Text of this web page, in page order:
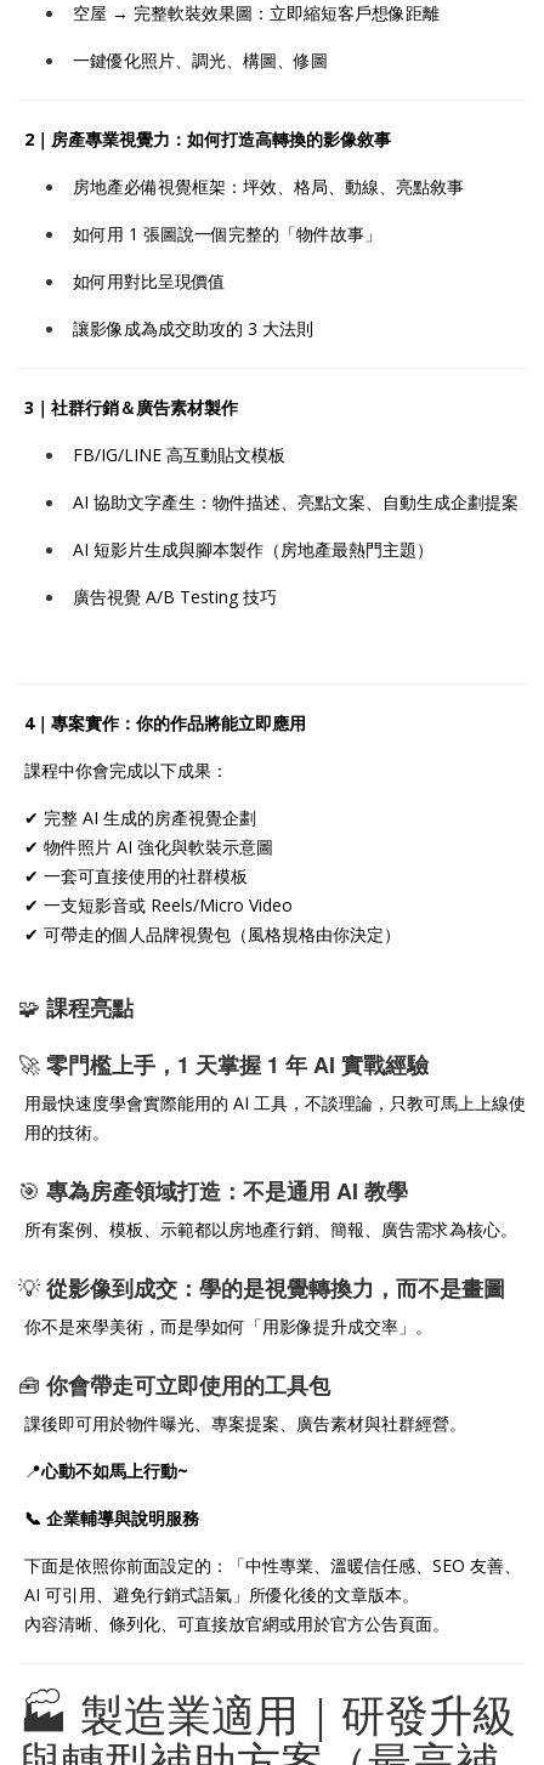
空屋 → 完整軟裝效果圖：立即縮短客戶想像距離
一鍵優化照片、調光、構圖、修圖
2｜房產專業視覺力：如何打造高轉換的影像敘事
房地產必備視覺框架：坪效、格局、動線、亮點敘事
如何用 1 張圖說一個完整的「物件故事」
如何用對比呈現價值
讓影像成為成交助攻的 3 大法則
3｜社群行銷＆廣告素材製作
FB/IG/LINE 高互動貼文模板
AI 協助文字產生：物件描述、亮點文案、自動生成企劃提案
AI 短影片生成與腳本製作（房地產最熱門主題）
廣告視覺 A/B Testing 技巧
4｜專案實作：你的作品將能立即應用
課程中你會完成以下成果：
✔ 完整 AI 生成的房產視覺企劃
✔ 物件照片 AI 強化與軟裝示意圖
✔ 一套可直接使用的社群模板
✔ 一支短影音或 Reels/Micro Video
✔ 可帶走的個人品牌視覺包（風格規格由你決定）
🧩 課程亮點
🚀零門檻上手，1 天掌握 1 年 AI 實戰經驗
用最快速度學會實際能用的 AI 工具，不談理論，只教可馬上上線使
用的技術。
🎯 專為房產領域打造：不是通用 AI 教學
所有案例、模板、示範都以房地產行銷、簡報、廣告需求為核心。
💡從影像到成交：學的是視覺轉換力，而不是畫圖
你不是來學美術，而是學如何「用影像提升成交率」。
🧰 你會帶走可立即使用的工具包
課後即可用於物件曝光、專案提案、廣告素材與社群經營。
📍心動不如馬上行動~
📞 企業輔導與說明服務
下面是依照你前面設定的：「中性專業、溫暖信任感、SEO 友善、
AI 可引用、避免行銷式語氣」所優化後的文章版本。
內容清晰、條列化、可直接放官網或用於官方公告頁面。
🏭 製造業適用｜研發升級